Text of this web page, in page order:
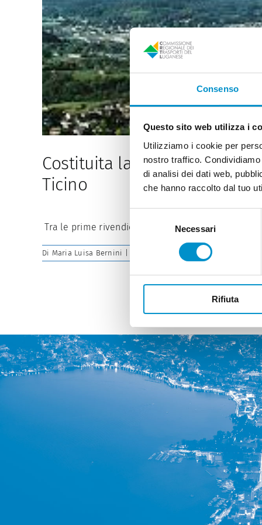
Consenso
Questo sito web utilizza i
Utilizziamo i cookie per
nostro traffico.
di analisi dei dati web,
che hanno raccolto dal tuo
del
consenso
Necessari
Rifiuta
Costituita la Conferenza
Ticino
Tra le prime rivendicazioni la realizzazione del
Di Maria Luisa Bernini 30 Agosto 2023 News